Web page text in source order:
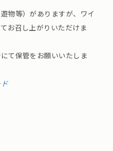
物等）がありますが、ワイ
お召し上がりいただけま
て保管をお願いいたしま